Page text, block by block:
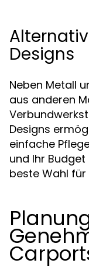
Designs
Neben Metall
aus anderen
Designs
einfache
und Ihr
beste Wahl für